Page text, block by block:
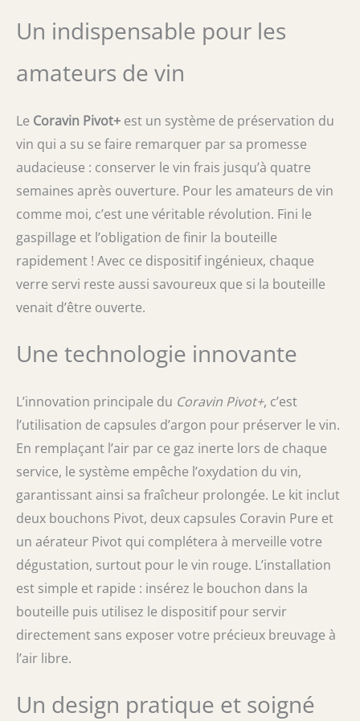
que votre vin reste frais plus longtemps.
CONSERVE LA FRAÎCHEUR DU VIN : Il suffit de
un bouchon à vin, de fixer l’aérateur au
avez terminé, retirez le dispositif et fermez le
bouchon à vin. Capsules Coravin
authentiques : N'utilisez que des capsules
d'argon Coravin authentiques pour protéger
votre système de conservation du vin. Les
capsules autres que celles de Coravin
et les performances de votre appareil, ce qui
peut entraîner des ruptures ou des
dysfonctionnements.
Un indispensable pour les
amateurs de vin
Le Coravin Pivot+ est un système de préservation du
vin qui a su se faire remarquer par sa promesse
audacieuse : conserver le vin frais jusqu’à quatre
semaines après ouverture. Pour les amateurs de vin
comme moi, c’est une véritable révolution. Fini le
gaspillage et l’obligation de finir la bouteille
rapidement ! Avec ce dispositif ingénieux, chaque
verre servi reste aussi savoureux que si la bouteille
venait d’être ouverte.
Une technologie innovante
L’innovation principale du Coravin Pivot+, c’est
l’utilisation de capsules d’argon pour préserver le vin.
En remplaçant l’air par ce gaz inerte lors de chaque
service, le système empêche l’oxydation du vin,
garantissant ainsi sa fraîcheur prolongée. Le kit inclut
deux bouchons Pivot, deux capsules Coravin Pure et
un aérateur Pivot qui complétera à merveille votre
dégustation, surtout pour le vin rouge. L’installation
est simple et rapide : insérez le bouchon dans la
bouteille puis utilisez le dispositif pour servir
directement sans exposer votre précieux breuvage à
l’air libre.
Un design pratique et soigné